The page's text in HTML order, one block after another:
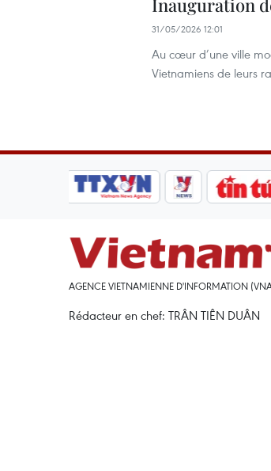
Inauguration
31/05/2026 12:01
Au cœur d’une ville
Vietnamiens de leurs
AGENCE VIETNAMIENNE D'INFORMATION
Rédacteur en chef: TRÂN TIÊN DUÂN